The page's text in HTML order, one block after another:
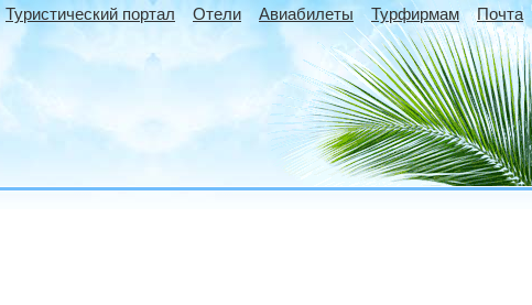
Туристический портал Отели Авиабилеты Турфирмам Почта